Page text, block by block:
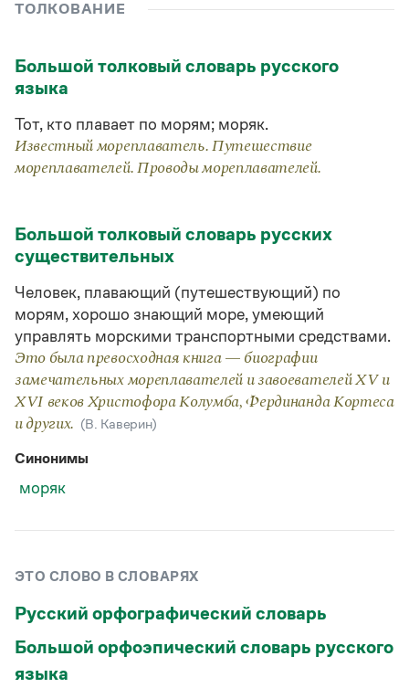
Словари русского языка как государственного
Справочники
Правила русской орфографии и пунктуации
Русский язык. Краткий теоретический курс
для школьников
Письмовник
Справочник по фразеологии
Азбучные истины
Все справочники портала
Журнал
Новости и события
Статьи
Монологи
Интервью
Рекомендуем
Интерактивные упражнения: от простого к сложному
Скороговорки
Управление в русском языке
Правила русской орфографии и пунктуации
ТОЛКОВАНИЕ
Большой толковый словарь русских
существительных
Человек, плавающий (путешествующий) по
морям, хорошо знающий море, умеющий
управлять морскими транспортными средствами.
Это была превосходная книга — биографии
замечательных мореплавателей и завоевателей XV и
XVI веков Христофора Колумба, Фердинанда Кортеса
и других. (В. Каверин)
Синонимы
моряк
Большой толковый словарь русского
языка
Тот, кто плавает по морям; моряк.
Известный мореплаватель. Путешествие
мореплавателей. Проводы мореплавателей.
ЭТО СЛОВО В СЛОВАРЯХ
Русский орфографический словарь
Большой орфоэпический словарь русского
языка